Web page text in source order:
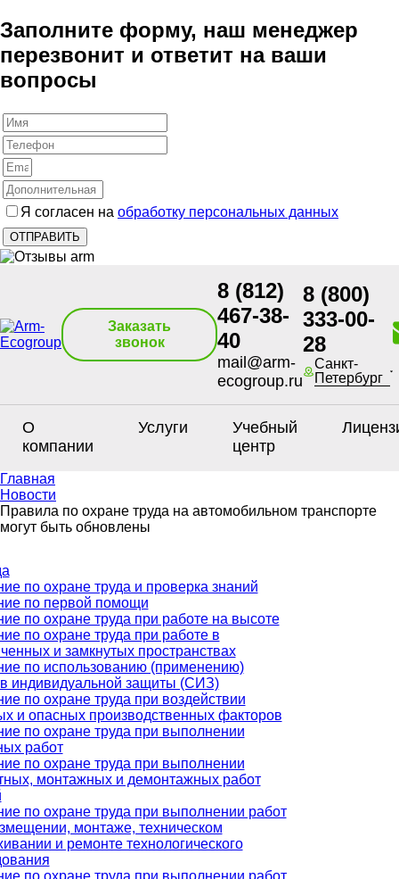
Заполните форму, наш менеджер
перезвонит и ответит на ваши
вопросы
Я согласен на обработку персональных данных
Заказать
звонок
8 (812)
467-38-
40
mail@arm-
ecogroup.ru
8 (800)
333-00-
28
Санкт-
Петербург
О
компании
Услуги
Учебный
центр
Главная
Новости
Правила по охране труда на автомобильном транспорте
могут быть обновлены
по охране труда и проверка знаний
по первой помощи
по охране труда при работе на высоте
по охране труда при работе в
и замкнутых пространствах
по использованию (применению)
индивидуальной защиты (СИЗ)
по охране труда при воздействии
и опасных производственных факторов
по охране труда при выполнении
работ
по охране труда при выполнении
монтажных и демонтажных работ
по охране труда при выполнении работ
монтаже, техническом
и ремонте технологического
по охране труда при выполнении работ